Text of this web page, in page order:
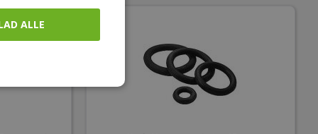
ALLE